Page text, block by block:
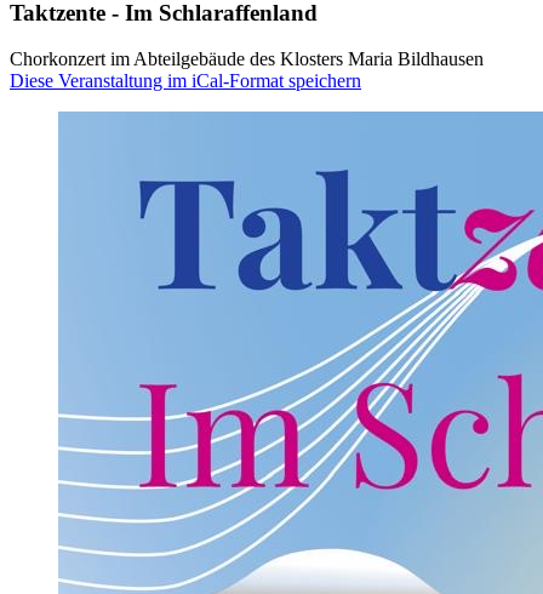
Taktzente - Im Schlaraffenland
Chorkonzert im Abteilgebäude des Klosters Maria Bildhausen
Diese Veranstaltung im iCal-Format speichern